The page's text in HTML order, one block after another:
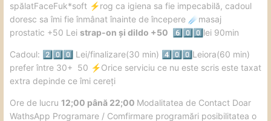
spălatFaceFuk*soft ⚡️rog ca igiena sa fie impecabilă, cadoul
doresc sa îmi fie înmânat înainte de începere ☄️ masaj
prostatic +50 Lei strap-on și dildo +50 6️⃣ 0️⃣ 0️⃣lei 90min
Cadoul: 2️⃣ 0️⃣ 0️⃣ Lei/finalizare(30 min) 4️⃣ 0️⃣ 0️⃣Leiora(60 min)
prefer între 30+ 50 ⚡️Orice serviciu ce nu este scris este taxat
extra depinde ce îmi cereți
️Ore de lucru 12;00 până 22;00 Modalitatea de Contact Doar
WathsApp Programare / Comfirmare programări posibilitatea o